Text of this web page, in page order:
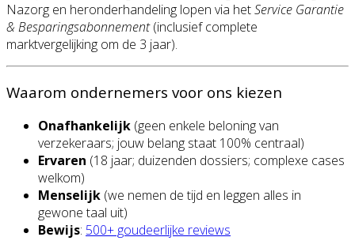
Nazorg en heronderhandeling lopen via hetService Garantie
& Besparingsabonnement(inclusief complete
marktvergelijking om de 3 jaar).
Waarom ondernemers voor ons kiezen
Onafhankelijk (geen enkele beloning van
verzekeraars; jouw belang staat 100% centraal)
Ervaren (18 jaar; duizenden dossiers; complexe cases
welkom)
Menselijk (we nemen de tijd en leggen alles in
gewone taal uit)
Bewijs: 500+ goudeerlijke reviews